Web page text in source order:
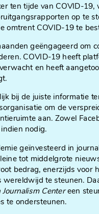
ten tijde van COVID-19,
op te
omtrent COVID-19 te
geëngageerd om
COVID-19 heeft
en heeft
bij de juiste informatie
om de
aan. Zowel
nodig.
geïnvesteerd in
tot middelgrote
bedrag, enerzijds voor
te steunen.
Journalism Centereen
te ondersteunen.